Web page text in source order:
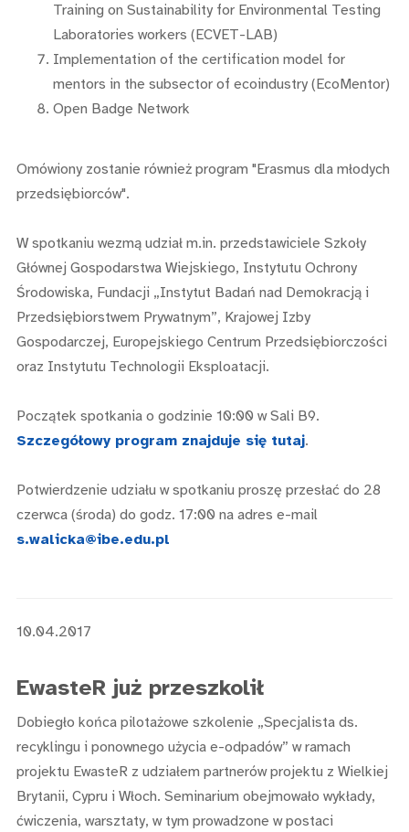
Training on Sustainability for Environmental Testing
Laboratories workers (ECVET-LAB)
Implementation of the certification model for
mentors in the subsector of ecoindustry (EcoMentor)
Open Badge Network
Omówiony zostanie również program "Erasmus dla młodych
przedsiębiorców".
W spotkaniu wezmą udział m.in. przedstawiciele Szkoły
Głównej Gospodarstwa Wiejskiego, Instytutu Ochrony
Środowiska, Fundacji „Instytut Badań nad Demokracją i
Przedsiębiorstwem Prywatnym”, Krajowej Izby
Gospodarczej, Europejskiego Centrum Przedsiębiorczości
oraz Instytutu Technologii Eksploatacji.
Początek spotkania o godzinie 10:00 w Sali B9.
Szczegółowy program znajduje się tutaj.
Potwierdzenie udziału w spotkaniu proszę przesłać do 28
czerwca (środa) do godz. 17:00 na adres e-mail
s.walicka@ibe.edu.pl
10.04.2017
EwasteR już przeszkolił
Dobiegło końca pilotażowe szkolenie „Specjalista ds.
recyklingu i ponownego użycia e-odpadów” w ramach
projektu EwasteR z udziałem partnerów projektu z Wielkiej
Brytanii, Cypru i Włoch. Seminarium obejmowało wykłady,
ćwiczenia, warsztaty, w tym prowadzone w postaci